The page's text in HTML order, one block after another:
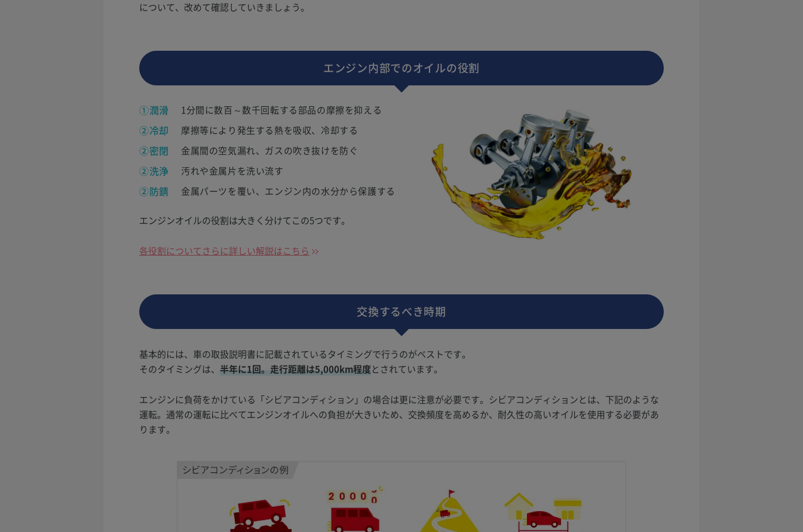
について、改めて確認していきましょう。
エンジン内部でのオイルの役割
①潤滑 1分間に数百～数千回転する部品の摩擦を抑える
②冷却 摩擦等により発生する熱を吸収、冷却する
②密閉 金属間の空気漏れ、ガスの吹き抜けを防ぐ
②洗浄 汚れや金属片を洗い流す
②防錆 金属パーツを覆い、エンジン内の水分から保護する
エンジンオイルの役割は大きく分けてこの5つです。
各役割についてさらに詳しい解説はこちら
交換するべき時期
基本的には、車の取扱説明書に記載されているタイミングで行うのがベストです。
そのタイミングは、 半年に1回。走行距離は5,000km程度とされています。
エンジンに負荷をかけている「シビアコンディション」の場合は更に注意が必要です。シビアコンディションとは、下記のような
運転。通常の運転に比べてエンジンオイルへの負担が大きいため、交換頻度を高めるか、耐久性の高いオイルを使用する必要があ
ります。